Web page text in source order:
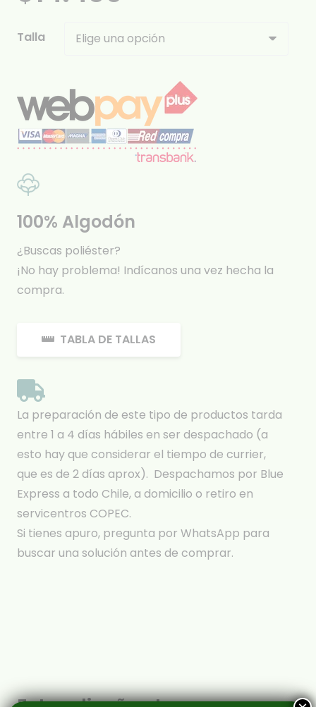
Talla
100% Algodón
¿Buscas poliéster?
¡No hay problema! Indícanos una vez hecha la
compra.
TABLA DE TALLAS
La preparación de este tipo de productos tarda
entre 1 a 4 días hábiles en ser despachado (a
esto hay que considerar el tiempo de currier,
que es de 2 días aprox). Despachamos por Blue
Express a todo Chile, a domicilio o retiro en
servicentros COPEC.
Si tienes apuro, pregunta por WhatsApp para
buscar una solución antes de comprar.